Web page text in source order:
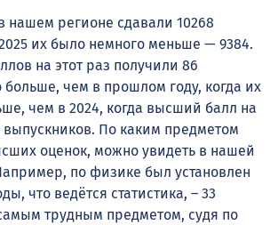
нашем регионе сдавали 10268
их было немного меньше — 9384.
на этот раз получили 86
больше, чем в прошлом году, когда их
чем в 2024, когда высший балл на
выпускников. По каким предметом
оценок, можно увидеть в нашей
по физике был установлен
что ведётся статистика, – 33
трудным предметом, судя по